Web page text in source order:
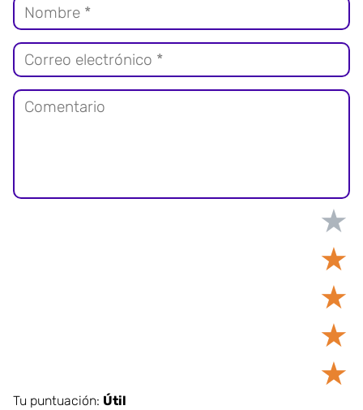
★
★
★
★
★
Tu puntuación: Útil